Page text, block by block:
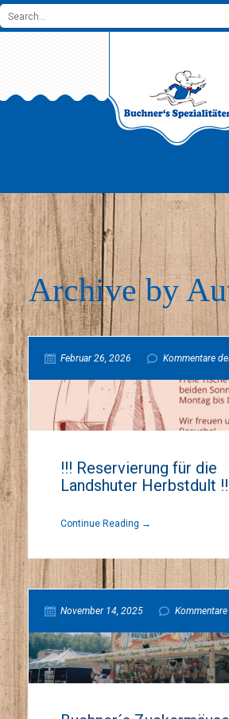
Archive by
Februar 26, 2026 Kommentare
!!! Reservierung für die
Landshuter Herbstdult
Continue Reading →
November 14, 2025